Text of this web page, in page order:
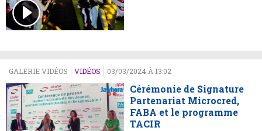
GALERIE VIDÉOS VIDÉOS 03/03/2024 À 13:02
Cérémonie de Signature
Partenariat Microcred,
FABA et le programme
TACIR